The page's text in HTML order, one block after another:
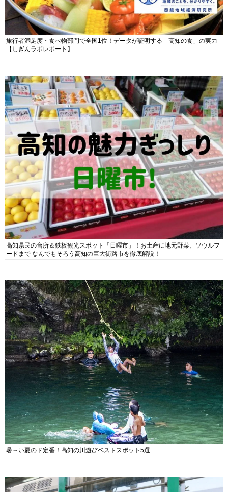
旅行者満足度・食べ物部門で全国1位！データが証明する「高知の食」の実力
【しぎんラボレポート】
高知県民の台所＆鉄板観光スポット「日曜市」！お土産に地元野菜、ソウルフ
ードまで なんでもそろう高知の巨大街路市を徹底解説！
暑～い夏のド定番！高知の川遊びベストスポット5選